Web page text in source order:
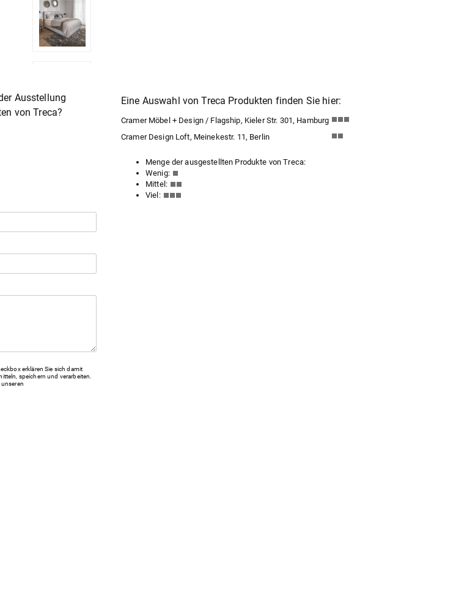
Ausstellung
von Treca?
erklären Sie sich damit
speichern und verarbeiten.
Eine Auswahl von Treca Produkten finden Sie hier:
Cramer Möbel + Design / Flagship, Kieler Str. 301, Hamburg
Cramer Design Loft, Meinekestr. 11, Berlin
Menge der ausgestellten Produkte von Treca:
Wenig:
Mittel:
Viel: